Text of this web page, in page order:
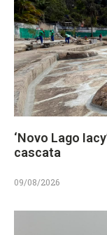
‘Novo Lago
cascata
09/08/2026